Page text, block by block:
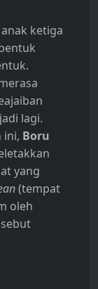
ketiga
lagi.
ini, Boru
yang
(tempat
oleh